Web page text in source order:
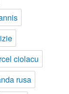
ciolacu
rusa